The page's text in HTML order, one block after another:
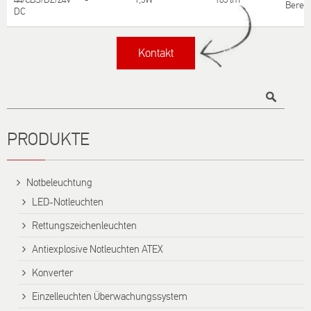
DC
Kontakt
PRODUKTE
Notbeleuchtung
LED-Notleuchten
Rettungszeichenleuchten
Antiexplosive Notleuchten ATEX
Konverter
Einzelleuchten Überwachungssystem